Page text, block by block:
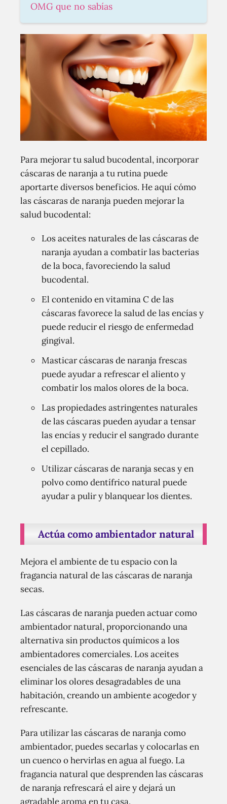
OMG que no sabías
Para mejorar tu salud bucodental, incorporar
cáscaras de naranja a tu rutina puede
aportarte diversos beneficios. He aquí cómo
las cáscaras de naranja pueden mejorar la
salud bucodental:
Los aceites naturales de las cáscaras de
naranja ayudan a combatir las bacterias
de la boca, favoreciendo la salud
bucodental.
El contenido en vitamina C de las
cáscaras favorece la salud de las encías y
puede reducir el riesgo de enfermedad
gingival.
Masticar cáscaras de naranja frescas
puede ayudar a refrescar el aliento y
combatir los malos olores de la boca.
Las propiedades astringentes naturales
de las cáscaras pueden ayudar a tensar
las encías y reducir el sangrado durante
el cepillado.
Utilizar cáscaras de naranja secas y en
polvo como dentífrico natural puede
ayudar a pulir y blanquear los dientes.
Actúa como ambientador natural
Mejora el ambiente de tu espacio con la
fragancia natural de las cáscaras de naranja
secas.
Las cáscaras de naranja pueden actuar como
ambientador natural, proporcionando una
alternativa sin productos químicos a los
ambientadores comerciales. Los aceites
esenciales de las cáscaras de naranja ayudan a
eliminar los olores desagradables de una
habitación, creando un ambiente acogedor y
refrescante.
Para utilizar las cáscaras de naranja como
ambientador, puedes secarlas y colocarlas en
un cuenco o hervirlas en agua al fuego. La
fragancia natural que desprenden las cáscaras
de naranja refrescará el aire y dejará un
agradable aroma en tu casa.